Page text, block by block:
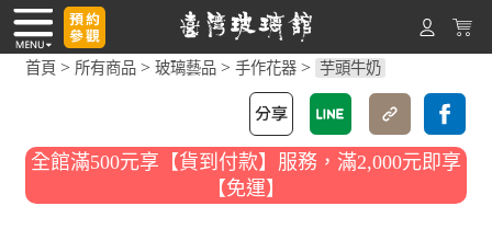
首頁 > 所有商品 >玻璃藝品 >手作花器 > 芋頭牛奶
全館滿500元享【貨到付款】服務，滿2,000元即享
【免運】